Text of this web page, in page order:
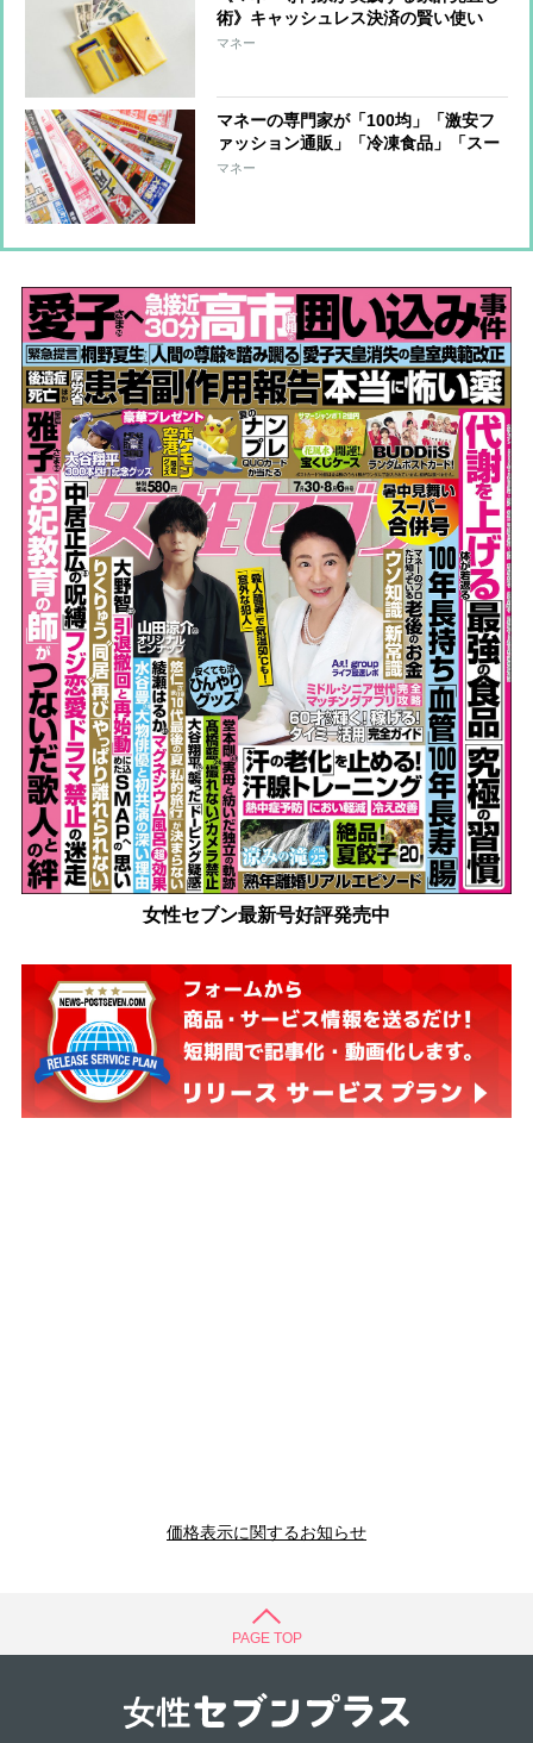
術》キャッシュレス決済の賢い使い
方、あえて「ポイ活をやめる」という
マネー
マネーの専門家が「100均」「激安フ
ァッション通販」「冷凍食品」「スー
パーのはしご」を使わない・やらない
マネー
女性セブン最新号好評発売中
価格表示に関するお知らせ
PAGE TOP